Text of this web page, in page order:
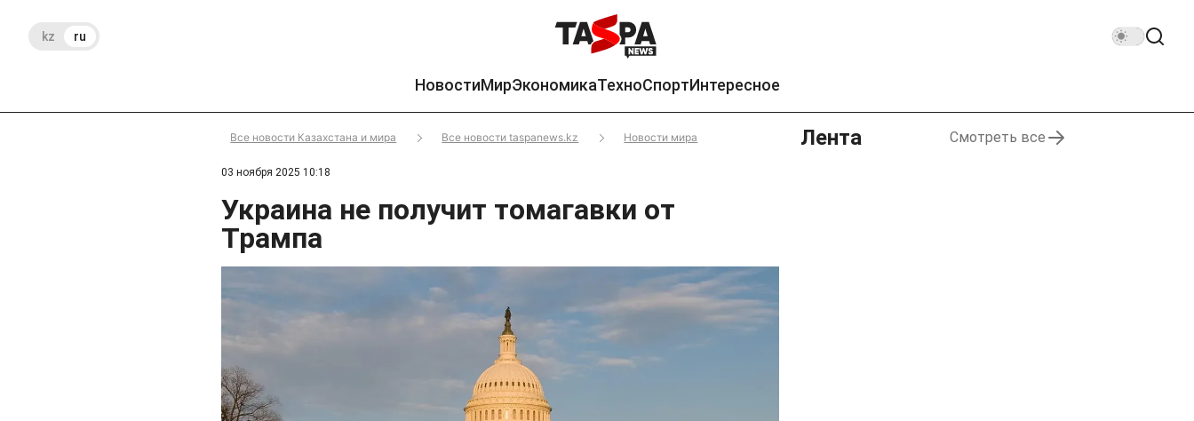
kz ru
НовостиМирЭкономикаТехноСпортИнтересное
Все новости Казахстана и мира Все новости taspanews.kz Новости мира
03 ноября 2025 10:18
Украина не получит томагавки от
Трампа
Лента Смотреть все